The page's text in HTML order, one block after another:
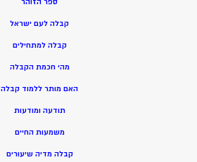
קבלה לעם ישראל
קבלה למתחילים
מהי חכמת הקבלה
האם מותר ללמוד קבלה
תודעה ומודעות
משמעות החיים
קבלה מדיה שיעורים